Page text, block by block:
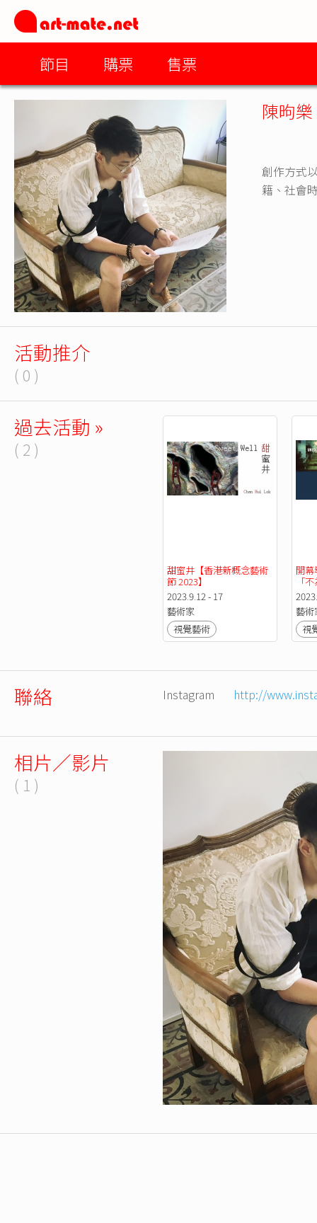
節目 購票 售票
陳昫樂
創作方式
籍、社會
活動推介
( 0 )
過去活動 »
( 2 )
甜蜜井【香港新概念藝術
節 2023】
2023.9.12 - 17
藝術家
視覺藝術
開
「
【香
藝術
視
聯絡 Instagram http://
相片／影片
( 1 )